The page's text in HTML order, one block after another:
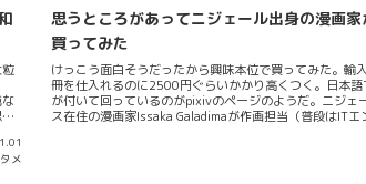
ど極端に不条理な作品」と（上述のリンクより引用させ
のからめるにより漫画「からめる」もかなり近しいもの
ャンル的な総括は本文の最後に述べたいと思うがこの三要
める」はどこを継承しているのだろうか？例えば「題名の
らかに「ねぎ姉さん」のそれを継承している...
に
メ
思うところがあってニジェール出身の漫画
買ってみた
けっこう面白そうだったから興味本位で買ってみた。輸
冊を仕入れるのに2500円ぐらいかかり高くつく。日本語
が付いて回っているのがpixivのページのようだ。ニジェ
ス在住の漫画家Issaka Galadimaが作画担当（普段はITエ
ブランドSaturday AMの設立者）のようである。漫画自
女CASTを主人公に据えている。彼女の夢は問題解決屋